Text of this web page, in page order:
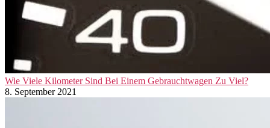
Wie Viele Kilometer Sind Bei Einem Gebrauchtwagen Zu Viel?
8. September 2021